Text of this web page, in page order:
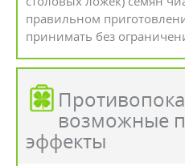
правильном
принимать без
возможные
эффекты